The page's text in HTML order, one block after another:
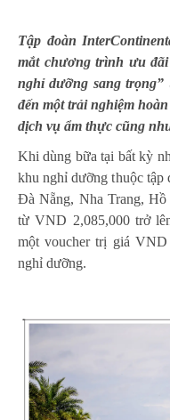
Tập đoàn
mắt chương trình ưu
nghỉ dưỡng sang trọng”
đến một trải nghiệm
dịch vụ ẩm thực cũng
Khi dùng bữa tại bất kỳ
khu nghỉ dưỡng thuộc
Đà Nẵng, Nha Trang,
từ VND 2,085,000 trở
một voucher trị giá
nghỉ dưỡng.